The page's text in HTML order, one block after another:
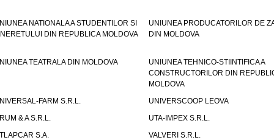
NATIONALA A STUDENTILOR SI
DIN REPUBLICA MOLDOVA
UNIUNEA PRODUCATORILOR DE
DIN MOLDOVA
TEATRALA DIN MOLDOVA
UNIUNEA TEHNICO-STIINTIFICA A
CONSTRUCTORILOR DIN
MOLDOVA
FARM S.R.L.
UNIVERSCOOP LEOVA
& A S.R.L.
UTA-IMPEX S.R.L.
S.A.
VALVERI S.R.L.